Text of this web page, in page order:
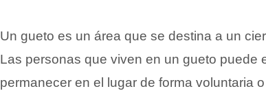
Un gueto es un área que se destina a un
Las personas que viven en un gueto puede
permanecer en el lugar de forma voluntaria